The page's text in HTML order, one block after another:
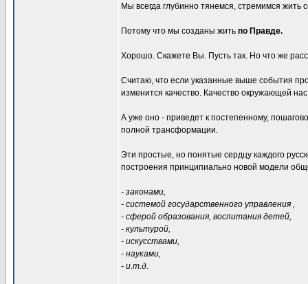
Мы всегда глубинно тянемся, стремимся
Потому что мы созданы жить по Правде.
Хорошо. Скажете Вы. Пусть так. Но что же
Считаю, что если указанные выше события
изменится качество. Качество окружающей
А уже оно - приведет к постепенному,
полной трансформации.
Эти простые, но понятые сердцу каждого
построения принципиально новой модели
- законами,
- системой государственного управления ,
- сферой образования, воспитания детей,
- культурой,
- искусствами,
- науками,
- и.т.д.